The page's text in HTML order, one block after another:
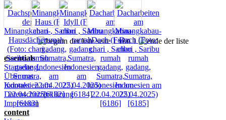
seite 1 von 1
essentials
Startseite
Über uns
Kontakt
Datenschutzerklärung
Impressum
content